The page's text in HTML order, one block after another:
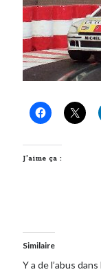
JF
C’était pas
dans
Anthonydans
Renaud Ducherdans
personnelle
personnelle
J’aime ça :
Similaire
Y a de l’abus dans